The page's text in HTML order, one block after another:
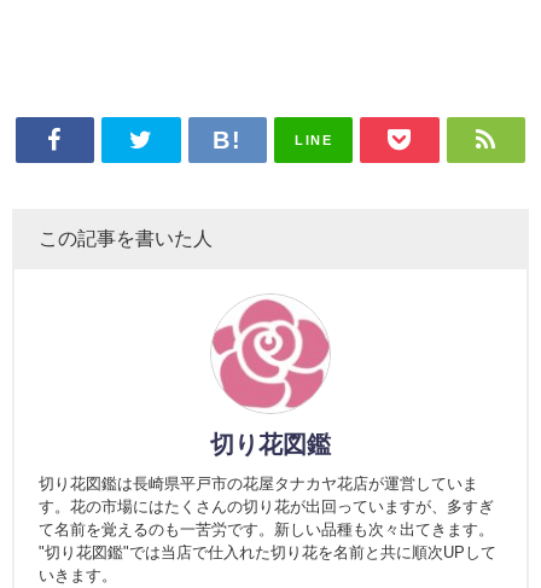
LINE
この記事を書いた人
切り花図鑑
切り花図鑑は長崎県平戸市の花屋タナカヤ花店が運営していま
す。花の市場にはたくさんの切り花が出回っていますが、多すぎ
て名前を覚えるのも一苦労です。新しい品種も次々出てきます。
"切り花図鑑"では当店で仕入れた切り花を名前と共に順次UPして
いきます。